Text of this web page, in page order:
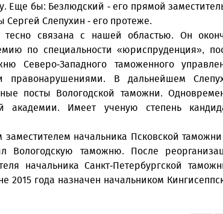
Еще бы: Безлюдский - его прямой
Слепухин - его протеже.
связана с нашей областью. Он
по специальности «юриспруденция»,
Северо-Западного таможенного
правонарушениями. В дальнейшем
посты Вологодской таможни.
академии. Имеет ученую степень
начальника Псковской
Вологодскую таможню. После
начальника Санкт-Петербургской
2015 года назначен начальником